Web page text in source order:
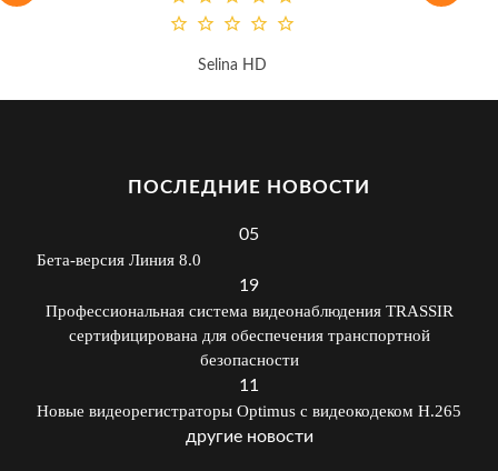
Selina HD
ПОСЛЕДНИЕ НОВОСТИ
05
Бета-версия Линия 8.0
19
Профессиональная система видеонаблюдения TRASSIR
сертифицирована для обеспечения транспортной
безопасности
11
Новые видеорегистраторы Optimus с видеокодеком H.265
другие новости